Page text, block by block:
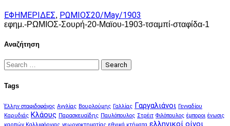
ΕΦΗΜΕΡΙΔΕΣ, ΡΩΜΙΟΣ20/May/1903
εφημ.-ΡΩΜΙΟΣ-Σουρή-20-Μαϊου-1903-τσαμπί-σταφίδα-1
Αναζήτηση
Search
for:
Tags
Έλλην σταφιδοφάγος Αγγλίας Βουρλούμης Γαλλίας Γαργαλιάνοι Γενναδίου
Καρυδιάς Κλάους Παρασκευαΐδης Παυλόπουλος Στρέιτ Φιλόπουλος έμποροι ένωσις
καρπών Καλλιφόρνιας γεωργοκτηματίας εθνικά κτήματα ελληνικοί οίνοι